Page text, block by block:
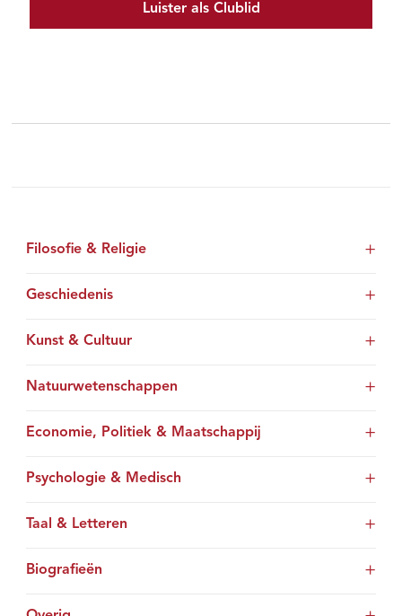
Luister als Clublid
Filosofie & Religie
Geschiedenis
Kunst & Cultuur
Natuurwetenschappen
Economie, Politiek & Maatschappij
Psychologie & Medisch
Taal & Letteren
Biografieën